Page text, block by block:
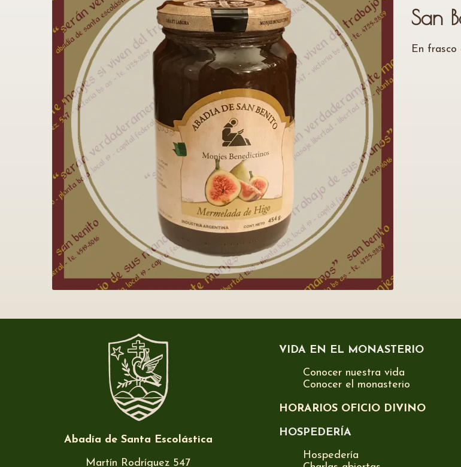
San
En
Abadía de Santa Escolástica
Martín Rodríguez 547
VIDA EN EL MONASTERIO
Conocer nuestra vida
Conocer el monasterio
HORARIOS OFICIO DIVINO
HOSPEDERÍA
Hospedería